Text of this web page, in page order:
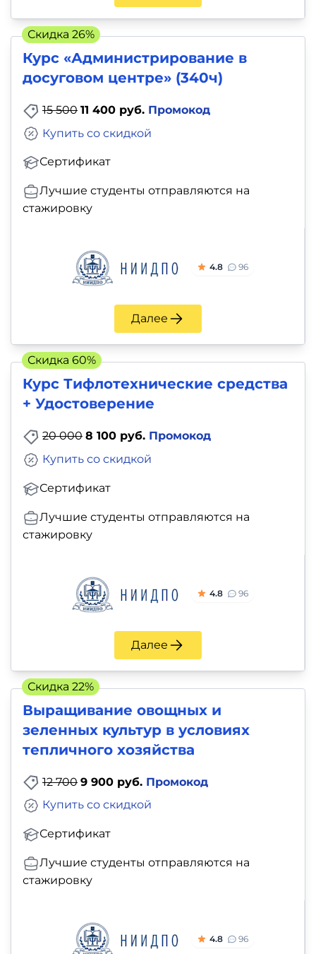
Курс «Администрирование в
досуговом центре» (340ч)
15 500 11 400 руб. Промокод
Сертификат
Купить со скидкой
Лучшие студенты отправляются на
стажировку
4.8 96
Далее
Скидка 26%
Курс Тифлотехнические средства
+ Удостоверение
20 000 8 100 руб. Промокод
Сертификат
Купить со скидкой
Лучшие студенты отправляются на
стажировку
4.8 96
Далее
Скидка 60%
Выращивание овощных и
зеленных культур в условиях
тепличного хозяйства
12 700 9 900 руб. Промокод
Сертификат
Купить со скидкой
Лучшие студенты отправляются на
стажировку
4.8 96
Скидка 22%